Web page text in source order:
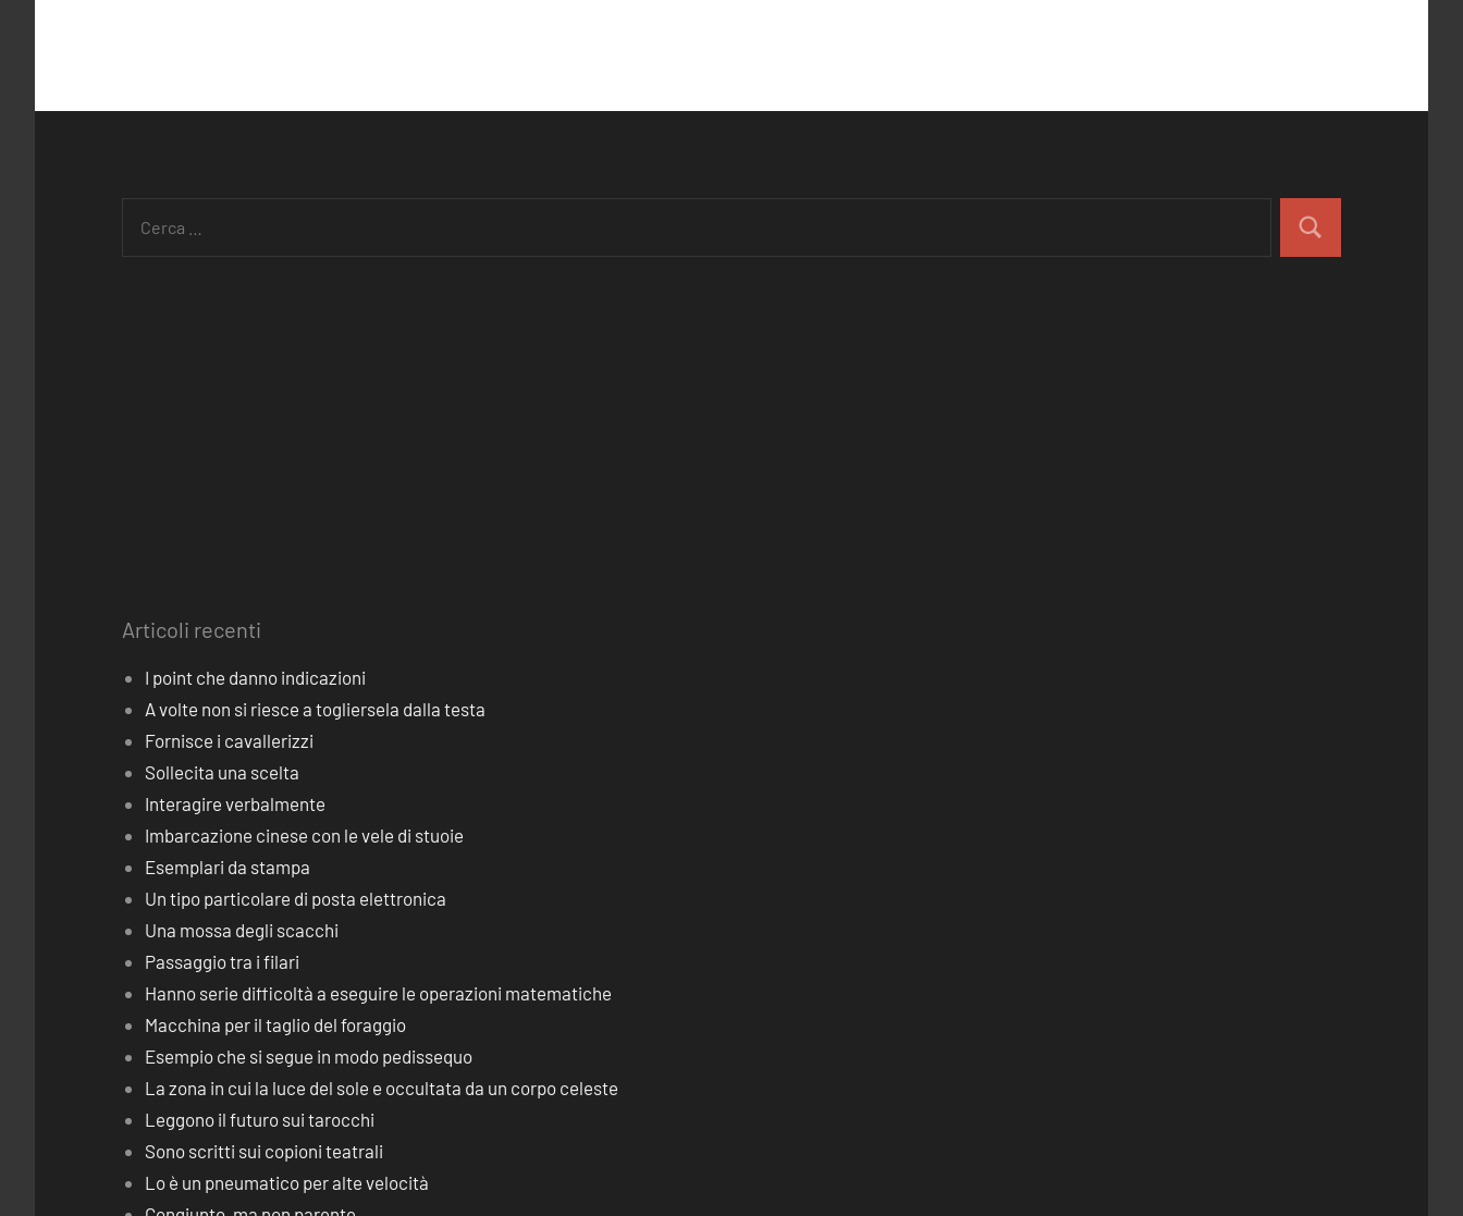
Articoli recenti
I point che danno indicazioni
A volte non si riesce a togliersela dalla testa
Fornisce i cavallerizzi
Sollecita una scelta
Interagire verbalmente
Imbarcazione cinese con le vele di stuoie
Esemplari da stampa
Un tipo particolare di posta elettronica
Una mossa degli scacchi
Passaggio tra i filari
Hanno serie difficoltà a eseguire le operazioni matematiche
Macchina per il taglio del foraggio
Esempio che si segue in modo pedissequo
La zona in cui la luce del sole e occultata da un corpo celeste
Leggono il futuro sui tarocchi
Sono scritti sui copioni teatrali
Lo è un pneumatico per alte velocità